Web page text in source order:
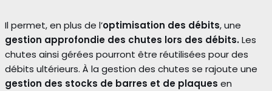
Il permet, en plus de l’optimisation des débits, une
gestion approfondie des chutes lors des débits. Les
chutes ainsi gérées pourront être réutilisées pour des
débits ultérieurs. À la gestion des chutes se rajoute une
gestion des stocks de barres et de plaques en